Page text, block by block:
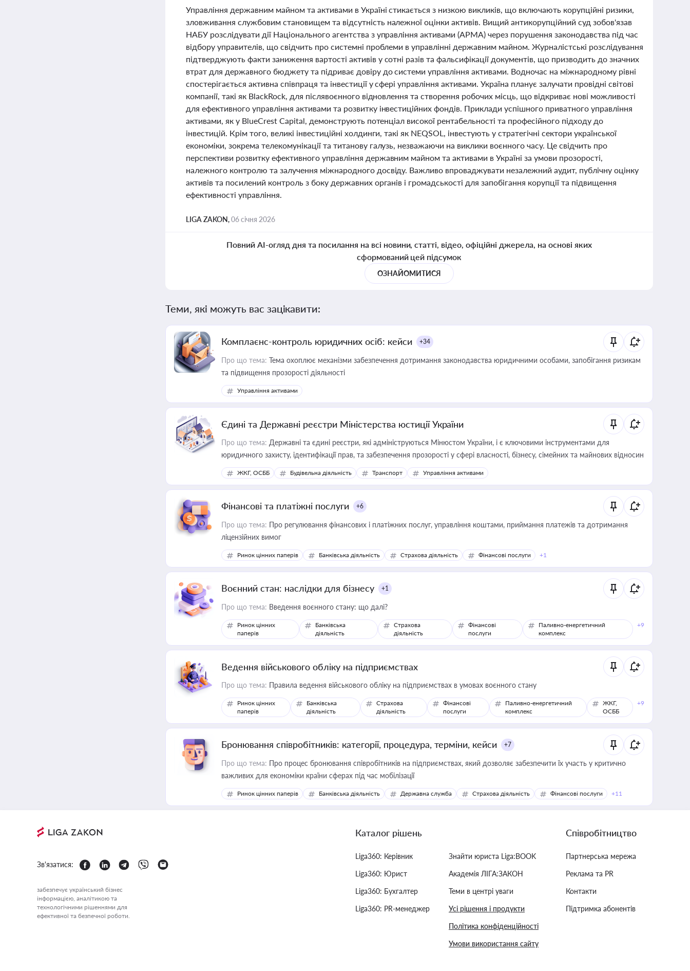
Управління державним майном та активами в Україні стикається з низкою викликів, що включають корупційні ризики,
зловживання службовим становищем та відсутність належної оцінки активів. Вищий антикорупційний суд зобов'язав
НАБУ розслідувати дії Національного агентства з управління активами (АРМА) через порушення законодавства під час
відбору управителів, що свідчить про системні проблеми в управлінні державним майном. Журналістські розслідування
підтверджують факти заниження вартості активів у сотні разів та фальсифікації документів, що призводить до значних
втрат для державного бюджету та підриває довіру до системи управління активами. Водночас на міжнародному рівні
спостерігається активна співпраця та інвестиції у сфері управління активами. Україна планує залучати провідні світові
компанії, такі як BlackRock, для післявоєнного відновлення та створення робочих місць, що відкриває нові можливості
для ефективного управління активами та розвитку інвестиційних фондів. Приклади успішного приватного управління
активами, як у BlueCrest Capital, демонструють потенціал високої рентабельності та професійного підходу до
інвестицій. Крім того, великі інвестиційні холдинги, такі як NEQSOL, інвестують у стратегічні сектори української
економіки, зокрема телекомунікації та титанову галузь, незважаючи на виклики воєнного часу. Це свідчить про
перспективи розвитку ефективного управління державним майном та активами в Україні за умови прозорості,
належного контролю та залучення міжнародного досвіду. Важливо впроваджувати незалежний аудит, публічну оцінку
активів та посилений контроль з боку державних органів і громадськості для запобігання корупції та підвищення
ефективності управління.
LIGA ZAKON,06 січня 2026
Повний AI-огляд дня та посилання на всі новини, статті, відео, офіційні джерела, на основі яких
сформований цей підсумок
ОЗНАЙОМИТИСЯ
Теми, які можуть вас зацікавити:
Комплаєнс-контроль юридичних осіб: кейси +34
Про що тема: Тема охоплює механізми забезпечення дотримання законодавства юридичними особами, запобігання ризикам
та підвищення прозорості діяльності
Управління активами
Єдині та Державні реєстри Міністерства юстиції України
Про що тема: Державні та єдині реєстри, які адмініструються Мінюстом України, і є ключовими інструментами для
юридичного захисту, ідентифікації прав, та забезпечення прозорості у сфері власності, бізнесу, сімейних та майнових відносин
ЖКГ, ОСББ Будівельна діяльність Транспорт Управління активами
Фінансові та платіжні послуги +6
Про що тема: Про регулювання фінансових і платіжних послуг, управління коштами, приймання платежів та дотримання
ліцензійних вимог
Ринок цінних паперів Банківська діяльність Страхова діяльність Фінансові послуги +1
Воєнний стан: наслідки для бізнесу +1
Про що тема: Введення воєнного стану: що далі?
Ринок цінних
паперів
Банківська
діяльність
Страхова
діяльність
Фінансові
послуги
Паливно-енергетичний
комплекс
+9
Ведення військового обліку на підприємствах
Про що тема: Правила ведення військового обліку на підприємствах в умовах воєнного стану
Ринок цінних
паперів
Банківська
діяльність
Страхова
діяльність
Фінансові
послуги
Паливно-енергетичний
комплекс
ЖКГ,
ОСББ
+9
Бронювання співробітників: категорії, процедура, терміни, кейси +7
Про що тема: Про процес бронювання співробітників на підприємствах, який дозволяє забезпечити їх участь у критично
важливих для економіки країни сферах під час мобілізації
Ринок цінних паперів Банківська діяльність Державна служба Страхова діяльність Фінансові послуги +11
Зв'язатися:
забезпечує український бізнес
інформацією, аналітикою та
технологічними рішеннями для
ефективної та безпечної роботи.
Каталог рішень
Liga360: Керівник
Liga360: Юрист
Liga360: Бухгалтер
Liga360: PR-менеджер
Знайти юриста Liga:BOOK
Академія ЛІГА:ЗАКОН
Теми в центрі уваги
Усі рішення і продукти
Політика конфіденційності
Умови використання сайту
Співробітництво
Партнерська мережа
Реклама та PR
Контакти
Підтримка абонентів